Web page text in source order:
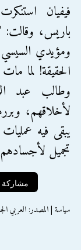
فيفيان
باريس،
ومؤيدي السيسي
وطالب عبد
لأخلاقهم،
يبقى فيه
تجميل
مشاركة
سياسة | المصدر: العربي